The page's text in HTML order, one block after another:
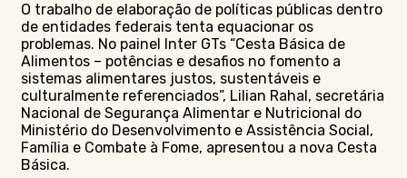
O trabalho de elaboração de políticas públicas dentro
de entidades federais tenta equacionar os
problemas. No painel Inter GTs “Cesta Básica de
Alimentos – potências e desafios no fomento a
sistemas alimentares justos, sustentáveis e
culturalmente referenciados”, Lilian Rahal, secretária
Nacional de Segurança Alimentar e Nutricional do
Ministério do Desenvolvimento e Assistência Social,
Família e Combate à Fome, apresentou a nova Cesta
Básica.